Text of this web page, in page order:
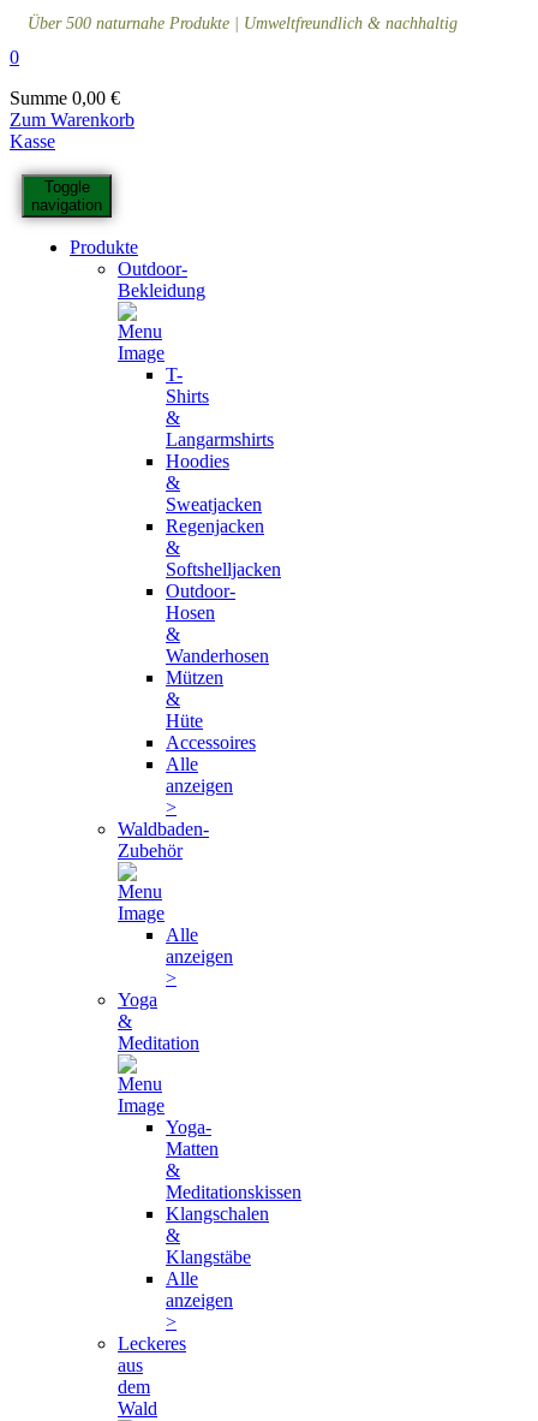
Über 500 naturnahe Produkte | Umweltfreundlich & nachhaltig
0
Summe 0,00 €
Zum Warenkorb
Kasse
Toggle
navigation
Produkte
Outdoor-
Bekleidung
T-
Shirts
&
Langarmshirts
Hoodies
&
Sweatjacken
Regenjacken
&
Softshelljacken
Outdoor-
Hosen
&
Wanderhosen
Mützen
&
Hüte
Accessoires
Alle
anzeigen
>
Waldbaden-
Zubehör
Alle
anzeigen
>
Yoga
&
Meditation
Yoga-
Matten
&
Meditationskissen
Klangschalen
&
Klangstäbe
Alle
anzeigen
>
Leckeres
aus
dem
Wald